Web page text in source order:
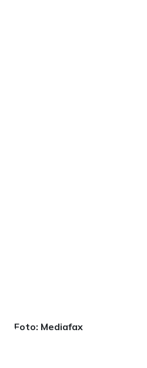
Foto: Mediafax